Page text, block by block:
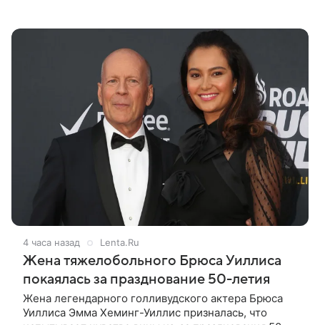
4 часа назад Lenta.Ru
Жена тяжелобольного Брюса Уиллиса
покаялась за празднование 50-летия
Жена легендарного голливудского актера Брюса
Уиллиса Эмма Хеминг-Уиллис призналась, что